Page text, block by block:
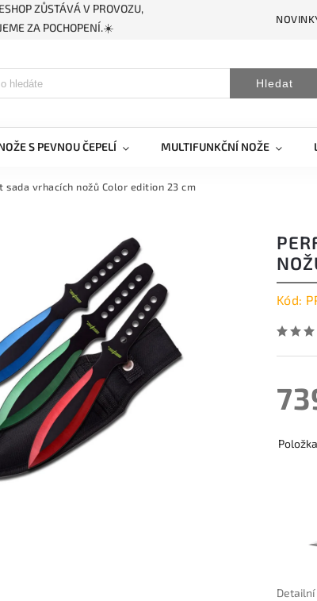
ZŮSTÁVÁ V PROVOZU,
ZA POCHOPENÍ.☀️
Hledat
S PEVNOU ČEPELÍ MULTIFUNKČNÍ NOŽE
sada vrhacích nožů Color edition 23 cm
Kód: